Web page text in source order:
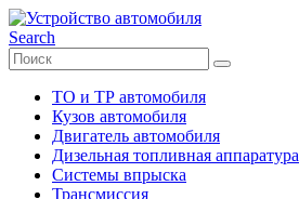
Search
ТО и ТР автомобиля
Кузов автомобиля
Двигатель автомобиля
Дизельная топливная аппаратура
Системы впрыска
Трансмиссия